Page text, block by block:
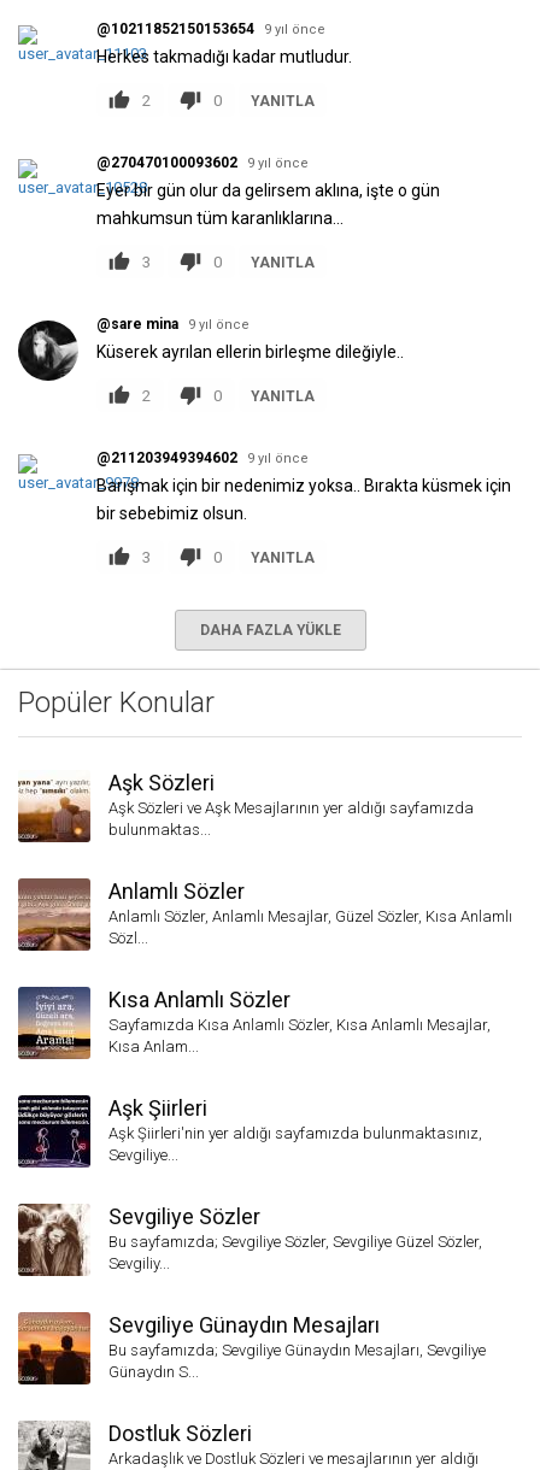
@10211852150153654 9 yıl önce
Herkes takmadığı kadar mutludur.
2 0 YANITLA
@270470100093602 9 yıl önce
Eyer bir gün olur da gelirsem aklına, işte o gün
mahkumsun tüm karanlıklarına...
3 0 YANITLA
@sare mina 9 yıl önce
Küserek ayrılan ellerin birleşme dileğiyle..
2 0 YANITLA
@211203949394602 9 yıl önce
Barışmak için bir nedenimiz yoksa.. Bırakta küsmek için
bir sebebimiz olsun.
3 0 YANITLA
DAHA FAZLA YÜKLE
Popüler Konular
Aşk Sözleri
Aşk Sözleri ve Aşk Mesajlarının yer aldığı sayfamızda
bulunmaktas...
Anlamlı Sözler
Anlamlı Sözler, Anlamlı Mesajlar, Güzel Sözler, Kısa Anlamlı
Sözl...
Kısa Anlamlı Sözler
Sayfamızda Kısa Anlamlı Sözler, Kısa Anlamlı Mesajlar,
Kısa Anlam...
Aşk Şiirleri
Aşk Şiirleri'nin yer aldığı sayfamızda bulunmaktasınız,
Sevgiliye...
Sevgiliye Sözler
Bu sayfamızda; Sevgiliye Sözler, Sevgiliye Güzel Sözler,
Sevgiliy...
Sevgiliye Günaydın Mesajları
Bu sayfamızda; Sevgiliye Günaydın Mesajları, Sevgiliye
Günaydın S...
Dostluk Sözleri
Arkadaşlık ve Dostluk Sözleri ve mesajlarının yer aldığı